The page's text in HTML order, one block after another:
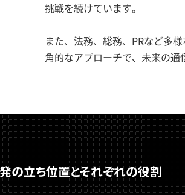
挑戦を続けています。
また、法務、総務、PRなど多
角的なアプローチで、未来の通
の立ち位置とそれぞれの役割